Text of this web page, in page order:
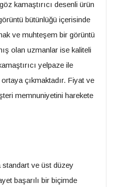
kamaştırıcı desenli ürün
bütünlüğü içerisinde
ve muhteşem bir görüntü
olan uzmanlar ise kaliteli
yelpaze ile
çıkmaktadır. Fiyat ve
memnuniyetini harekete
ve üst düzey
başarılı bir biçimde